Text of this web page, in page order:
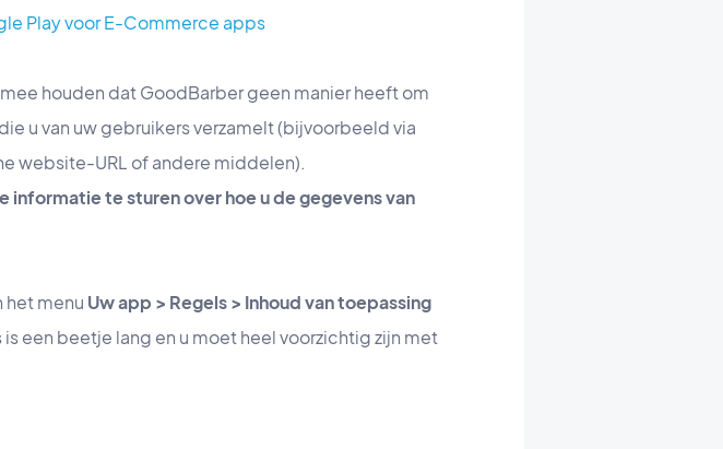
Play voor E-Commerce apps
houden dat GoodBarber geen manier heeft om
u van uw gebruikers verzamelt (bijvoorbeeld via
website-URL of andere middelen).
te sturen over hoe u de gegevens van
het menu Uw app > Regels > Inhoud van toepassing
een beetje lang en u moet heel voorzichtig zijn met